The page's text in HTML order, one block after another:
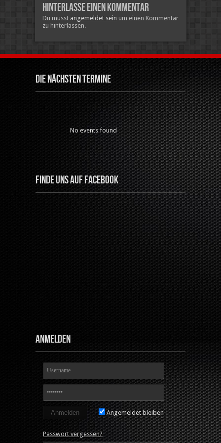
Hinterlasse einen Kommentar
Du musst angemeldet sein um einen Kommentar
zu hinterlassen.
Die nächsten Termine
No events found
Finde uns auf Facebook
Anmelden
Angemeldet bleiben
Passwort vergessen?